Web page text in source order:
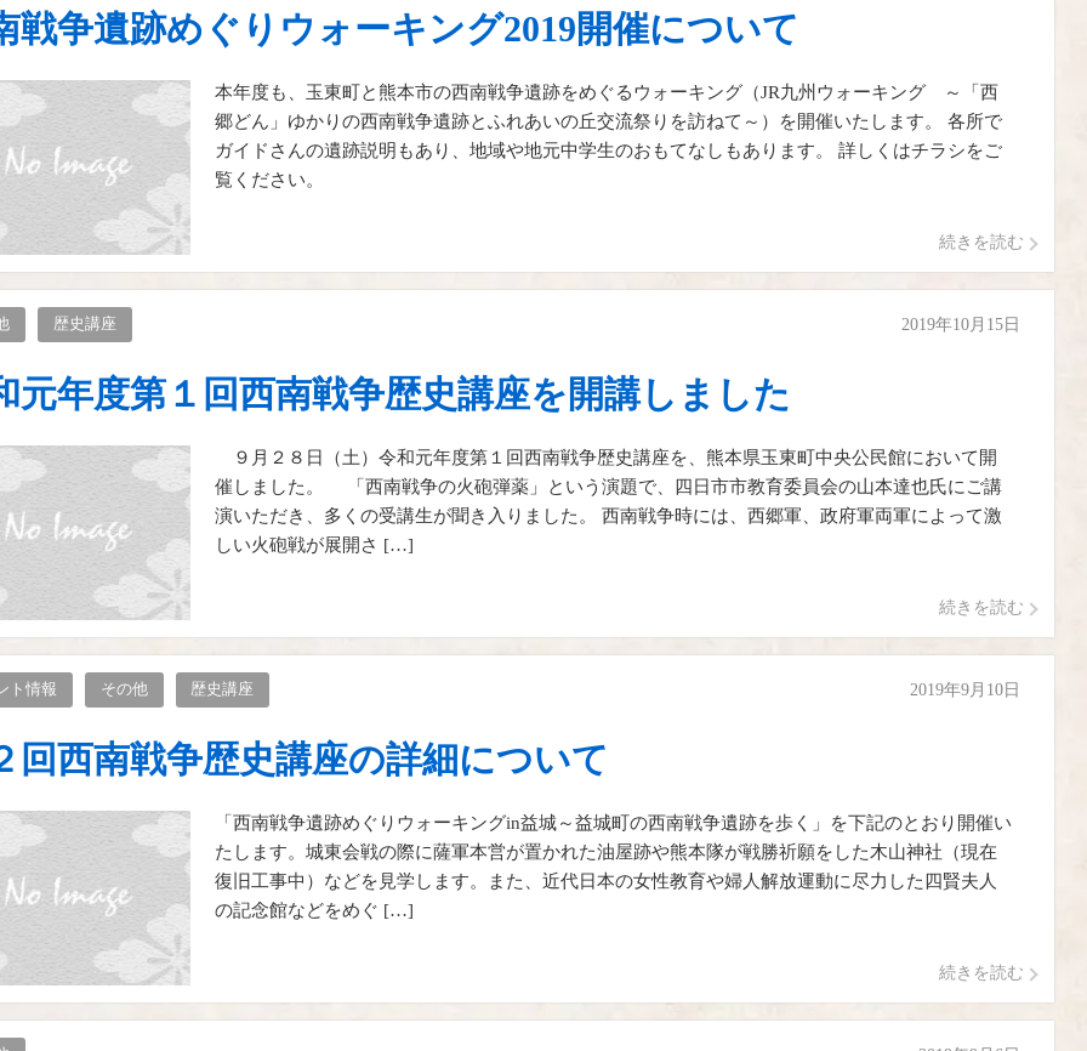
戦争遺跡めぐりウォーキング2019開催について
本年度も、玉東町と熊本市の西南戦争遺跡をめぐるウォーキング（JR九州ウォーキング ～「西
郷どん」ゆかりの西南戦争遺跡とふれあいの丘交流祭りを訪ねて～）を開催いたします。 各所で
ガイドさんの遺跡説明もあり、地域や地元中学生のおもてなしもあります。 詳しくはチラシをご
覧ください。
続きを読む
歴史講座 2019年10月15日
元年度第１回西南戦争歴史講座を開講しました
９月２８日（土）令和元年度第１回西南戦争歴史講座を、熊本県玉東町中央公民館において開
催しました。 「西南戦争の火砲弾薬」という演題で、四日市市教育委員会の山本達也氏にご講
演いただき、多くの受講生が聞き入りました。 西南戦争時には、西郷軍、政府軍両軍によって激
しい火砲戦が展開さ […]
続きを読む
ト情報 その他 歴史講座 2019年9月10日
回西南戦争歴史講座の詳細について
「西南戦争遺跡めぐりウォーキングin益城～益城町の西南戦争遺跡を歩く」を下記のとおり開催い
たします。城東会戦の際に薩軍本営が置かれた油屋跡や熊本隊が戦勝祈願をした木山神社（現在
復旧工事中）などを見学します。また、近代日本の女性教育や婦人解放運動に尽力した四賢夫人
の記念館などをめぐ […]
続きを読む